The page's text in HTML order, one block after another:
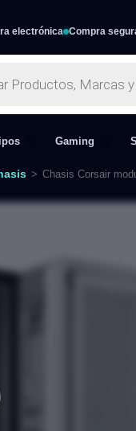
electrónica Compra
Gaming
> Chasis Corsair